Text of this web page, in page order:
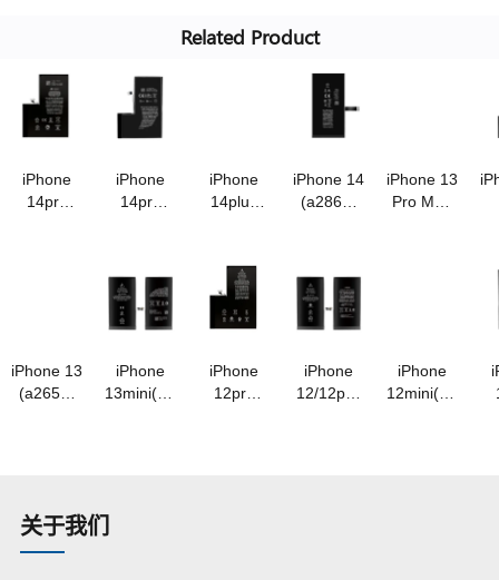
Related Product
iPhone
14pro
3.86v/4850mah
iPhone
14pro
超高容量
A级钴电
池
iPhone
14plus
3.86v/4850mah
超高容量
A级钴电
池
iPhone 14
(a2863)
A级钴电
池
iPhone 13
Pro Max
iPhone 13
(a2655)
iPhone
13mini(a2660)
iPhone
12pro
iPhone
12/12pro
iPhone
12mini(a2471)
关于我们